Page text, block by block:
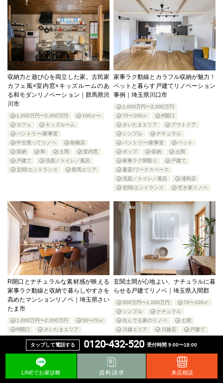
タップして電話する 0120-432-520 受付時間 9:00〜18:00
LINEでお家診断 資料請求 来店相談
収納力と遊び心を両立した家。古民家
カフェ風×室内窓×キッズルームのあ
る和モダンリノベーション｜群馬県渋
川市
1,000万円〜2,000万円
100㎡〜
カフェ
キッズルーム
パントリー/家事室
中古買ってリノベ
前橋店
収納
和 土間
室内窓
戸建て
洗面／トイレ／風呂
玄関/エントランス
群馬エリア
家事ラク動線とカラフル収納が魅力！
ペットと暮らす戸建てリノベーション
事例｜埼玉県川口市
1,000万円〜2,000万円
70〜100㎡
R開口
さいたまエリア
アウトドア
シンプル
ナチュラル
パントリー/家事室
ペット
ポップ
収納
土間
家事ラク間取り
戸建て
書斎/ワークスペース
洗面／トイレ／風呂
浦和店
玄関/エントランス
空き家リノベ
R開口とナチュラルな素材感が映える
家事ラク動線と収納で暮らしやすさを
高めたマンションリノベ｜埼玉県さい
たま市
1,000万円〜2,000万円
50〜70㎡
R開口
さいたまエリア
シンプル
ナチュラル
中古買ってリノベ
大宮西口店
室内窓
玄関土間が心地よい、ナチュラルに暮
らせる戸建てリノベ｜埼玉県入間郡
500万円〜1,000万円
70〜100㎡
シンプル
ナチュラル
住んでる家のリノベ
土間
川越エリア
川越店
戸建て